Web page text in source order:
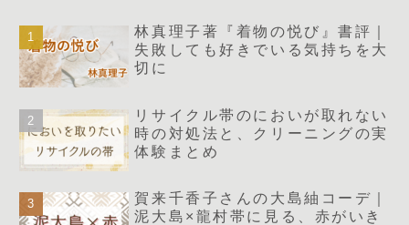
林真理子著『着物の悦び』書評｜
失敗しても好きでいる気持ちを大
切に
リサイクル帯のにおいが取れない
時の対処法と、クリーニングの実
体験まとめ
賀来千香子さんの大島紬コーデ｜
泥大島×龍村帯に見る、赤がいき